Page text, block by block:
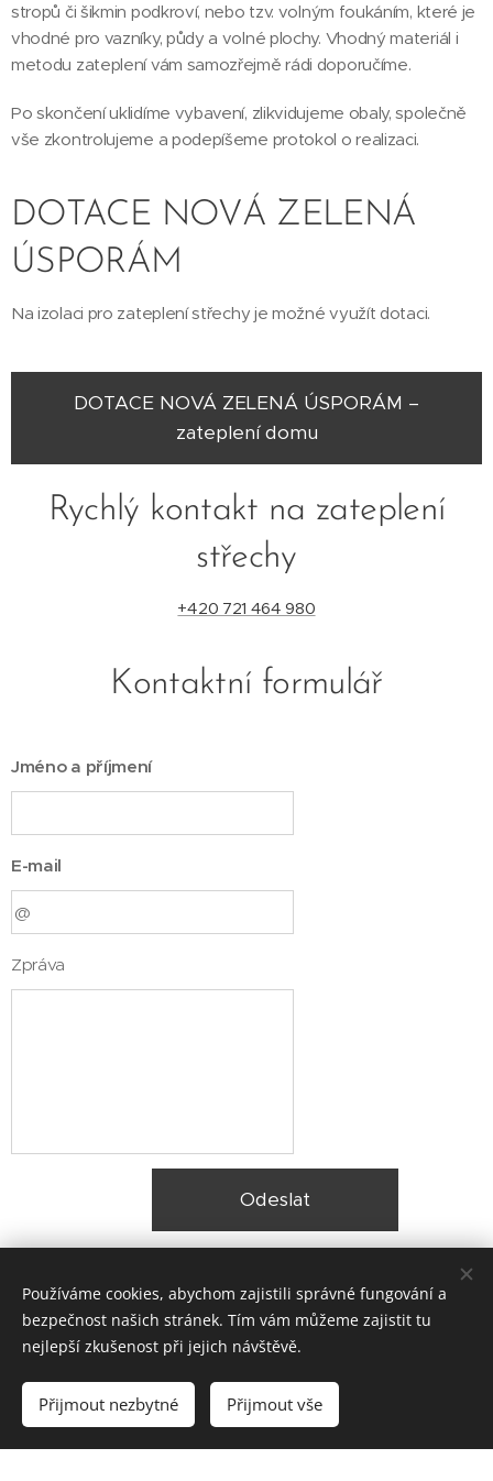
stropů či šikmin podkroví, nebo tzv. volným foukáním, které je
vhodné pro vazníky, půdy a volné plochy. Vhodný materiál i
metodu zateplení vám samozřejmě rádi doporučíme.
Po skončení uklidíme vybavení, zlikvidujeme obaly, společně
vše zkontrolujeme a podepíšeme protokol o realizaci.
DOTACE NOVÁ ZELENÁ
ÚSPORÁM
Na izolaci pro zateplení střechy je možné využít dotaci.
DOTACE NOVÁ ZELENÁ ÚSPORÁM –
zateplení domu
Rychlý kontakt na zateplení
střechy
+420 721 464 980
Kontaktní formulář
Jméno a příjmení
E-mail
Zpráva
Odeslat
© 2025 Zateplení fasády Praha |Lokality
Vytvořeno službou Webnode
Používáme cookies, abychom zajistili správné fungování a
bezpečnost našich stránek. Tím vám můžeme zajistit tu
nejlepší zkušenost při jejich návštěvě.
Přijmout nezbytné Přijmout vše